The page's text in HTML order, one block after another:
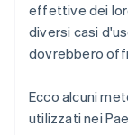
effettive dei
diversi casi
dovrebbero
Ecco alcuni
utilizzati nei